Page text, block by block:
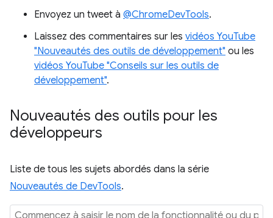
Envoyez un tweet à @ChromeDevTools.
Laissez des commentaires sur les vidéos YouTube
"Nouveautés des outils de développement" ou les
vidéos YouTube "Conseils sur les outils de
développement".
Nouveautés des outils pour les
développeurs
Liste de tous les sujets abordés dans la série
Nouveautés de DevTools.